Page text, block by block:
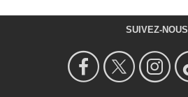
SUIVEZ-NOUS